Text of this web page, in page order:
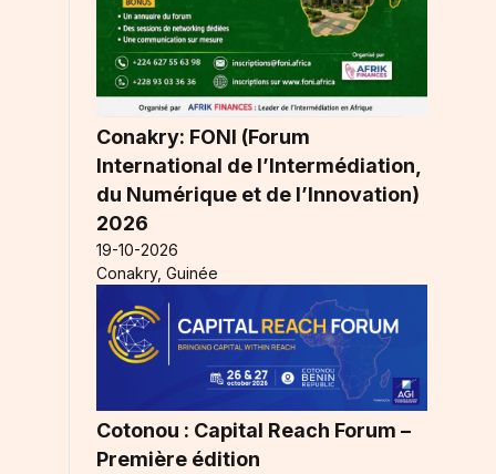
Conakry: FONI (Forum
International de l’Intermédiation,
du Numérique et de l’Innovation)
2026
19-10-2026
Conakry, Guinée
Cotonou : Capital Reach Forum –
Première édition